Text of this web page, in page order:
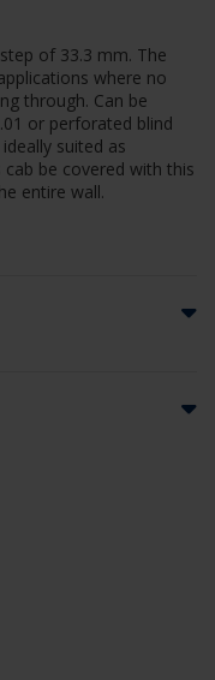
of 33.3 mm. The
where no
through. Can be
or perforated blind
suited as
be covered with this
entire wall.